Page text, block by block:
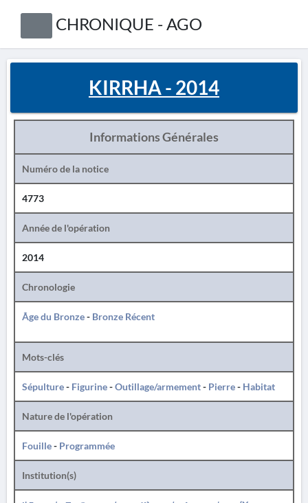
CHRONIQUE - AGO
KIRRHA - 2014
Informations Générales
Numéro de la notice
4773
Année de l'opération
2014
Chronologie
Âge du Bronze- Bronze Récent
Mots-clés
Sépulture- Figurine-Outillage/armement- Pierre- Habitat
Nature de l'opération
Fouille- Programmée
Institution(s)